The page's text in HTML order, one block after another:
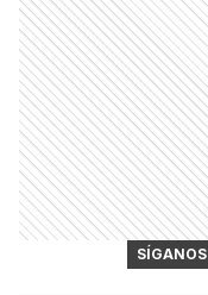
SÍGANOS